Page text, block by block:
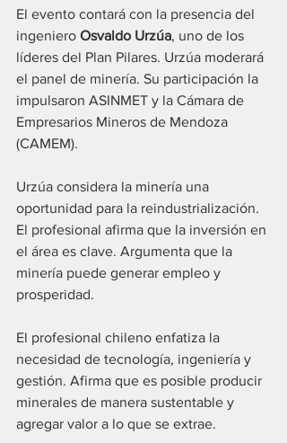
El evento contará con la presencia del
ingeniero Osvaldo Urzúa, uno de los
líderes del Plan Pilares. Urzúa moderará
el panel de minería. Su participación la
impulsaron ASINMET y la Cámara de
Empresarios Mineros de Mendoza
(CAMEM).
Urzúa considera la minería una
oportunidad para la reindustrialización.
El profesional afirma que la inversión en
el área es clave. Argumenta que la
minería puede generar empleo y
prosperidad.
El profesional chileno enfatiza la
necesidad de tecnología, ingeniería y
gestión. Afirma que es posible producir
minerales de manera sustentable y
agregar valor a lo que se extrae.